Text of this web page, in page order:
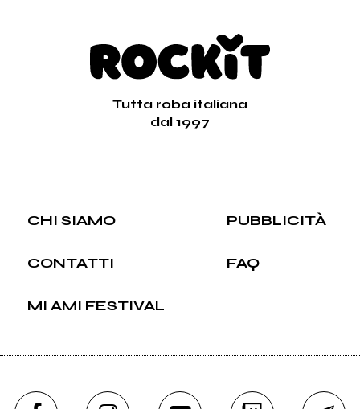
Tutta roba italiana
dal 1997
CHI SIAMO PUBBLICITÀ
CONTATTI FAQ
MI AMI FESTIVAL